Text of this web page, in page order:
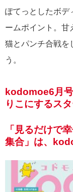
ぽてっとしたボデ
ームポイント。甘
猫とパンチ合戦を
う。
kodomoe6月
りこにするス
「見るだけで
集合」は、